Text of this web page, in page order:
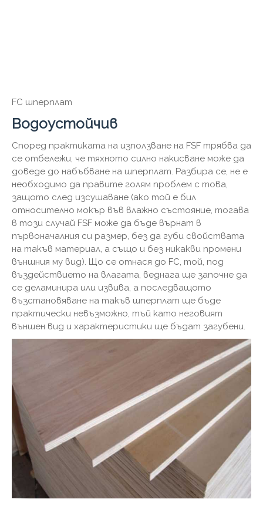
FC шперплат
Водоустойчив
Според практиката на използване на FSF трябва да
се отбележи, че тяхното силно накисване може да
доведе до набъбване на шперплат. Разбира се, не е
необходимо да правите голям проблем с това,
защото след изсушаване (ако той е бил
относително мокър във влажно състояние, тогава
в този случай FSF може да бъде върнат в
първоначалния си размер, без да губи свойствата
на такъв материал, а също и без никакви промени
външния му вид). Що се отнася до FC, той, под
въздействието на влагата, веднага ще започне да
се деламинира или извива, а последващото
възстановяване на такъв шперплат ще бъде
практически невъзможно, тъй като неговият
външен вид и характеристики ще бъдат загубени.